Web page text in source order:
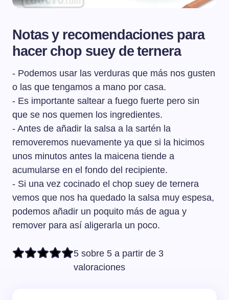
Notas y recomendaciones para
hacer chop suey de ternera
- Podemos usar las verduras que más nos gusten
o las que tengamos a mano por casa.
- Es importante saltear a fuego fuerte pero sin
que se nos quemen los ingredientes.
- Antes de añadir la salsa a la sartén la
removeremos nuevamente ya que si la hicimos
unos minutos antes la maicena tiende a
acumularse en el fondo del recipiente.
- Si una vez cocinado el chop suey de ternera
vemos que nos ha quedado la salsa muy espesa,
podemos añadir un poquito más de agua y
remover para así aligerarla un poco.
5 sobre 5 a partir de 3
valoraciones